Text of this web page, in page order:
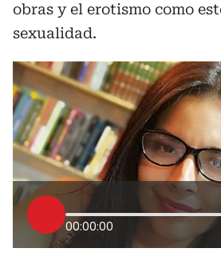
obras y el erotismo como
sexualidad.
00:00:00